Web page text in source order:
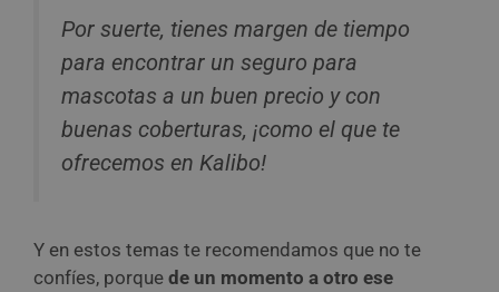
Por suerte, tienes margen de tiempo
para encontrar un seguro para
mascotas a un buen precio y con
buenas coberturas, ¡como el que te
ofrecemos en Kalibo!
Y en estos temas te recomendamos que no te
confíes, porque de un momento a otro ese